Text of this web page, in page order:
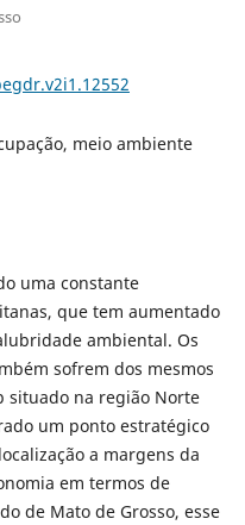
meio ambiente
uma constante
que tem aumentado
ambiental. Os
sofrem dos mesmos
situado na região Norte
um ponto estratégico
a margens da
em termos de
de Mato de Grosso, esse